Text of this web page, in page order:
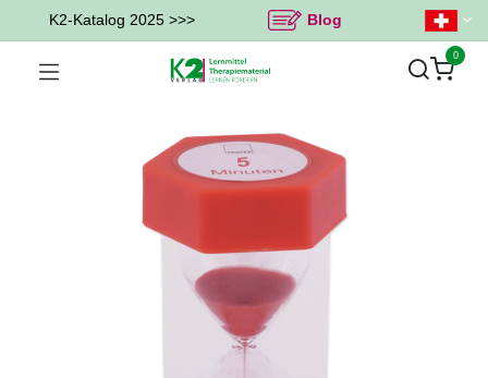
K2-Katalog 2025 >>> Blog
0